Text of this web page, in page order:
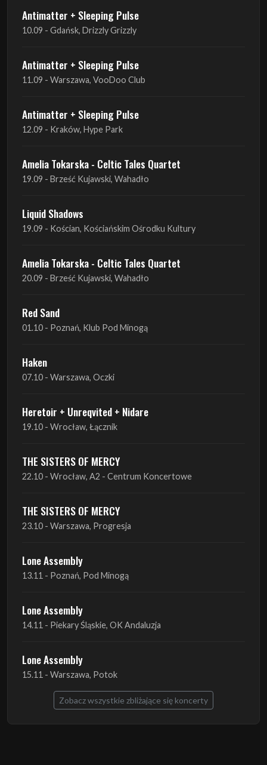
Antimatter + Sleeping Pulse
11.09 - Warszawa, VooDoo Club
Antimatter + Sleeping Pulse
12.09 - Kraków, Hype Park
Amelia Tokarska - Celtic Tales Quartet
19.09 - Brześć Kujawski, Wahadło
Liquid Shadows
19.09 - Kościan, Kościańskim Ośrodku Kultury
Amelia Tokarska - Celtic Tales Quartet
20.09 - Brześć Kujawski, Wahadło
Red Sand
Haken
Heretoir + Unreqvited + Nidare
THE SISTERS OF MERCY
22.10 - Wrocław, A2 - Centrum Koncertowe
THE SISTERS OF MERCY
Lone Assembly
Lone Assembly
14.11 - Piekary Śląskie, OK Andaluzja
Lone Assembly
15.11 - Warszawa, Potok